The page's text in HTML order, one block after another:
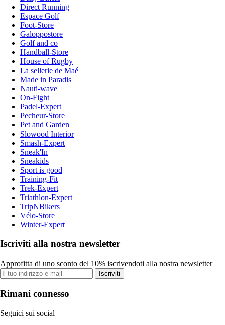
Direct Running
Espace Golf
Foot-Store
Galoppostore
Golf and co
Handball-Store
House of Rugby
La sellerie de Maé
Made in Paradis
Nauti-wave
On-Fight
Padel-Expert
Pecheur-Store
Pet and Garden
Slowood Interior
Smash-Expert
Sneak'In
Sneakids
Sport is good
Training-Fit
Trek-Expert
Triathlon-Expert
TripNBikers
Vélo-Store
Winter-Expert
Iscriviti alla nostra newsletter
Approfitta di uno sconto del 10% iscrivendoti alla nostra newsletter
Iscriviti
Rimani connesso
Seguici sui social